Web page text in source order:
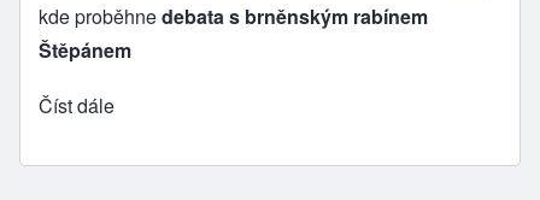
kde proběhnedebata s brněnským rabínem
Štěpánem
Číst dále